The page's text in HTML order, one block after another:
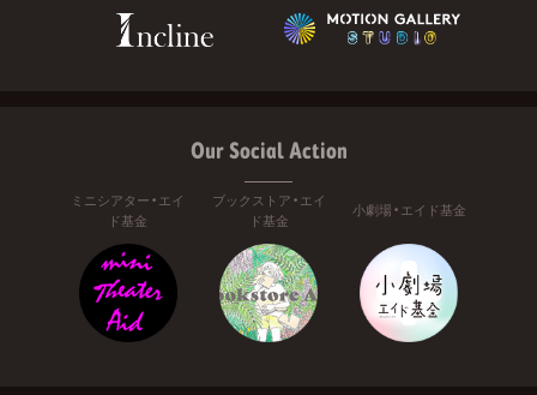
Our Social Action
ミニシアター・エイ
ド基金
ブックストア・エイ
ド基金
小劇場・エイド基金